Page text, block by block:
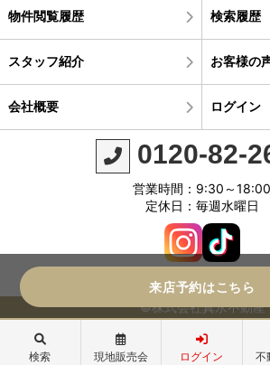
物件閲覧履歴 検索履歴
スタッフ紹介 お客様の
会社概要 ログイン
0120-82-
営業時間：9:30～18:00
定休日：毎週水曜日
©株式会社真永不動産
来店予約はこちら
検索 現地販売会 ログイン 不